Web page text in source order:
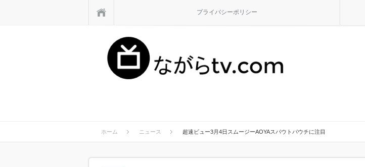
プライバシーポリシー
ホーム ニュース 超速ビュー3月4日スムージーAOYAスパウトパウチに注目